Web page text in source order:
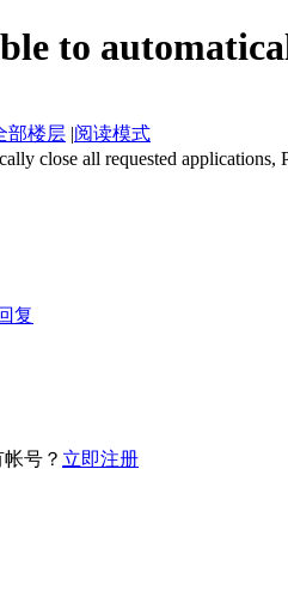
to
部楼层 |阅读模式
close all requested
复
号？ 立即注册